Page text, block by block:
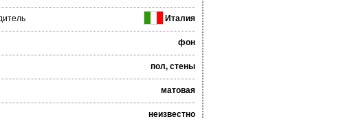
Италия
фон
пол, стены
матовая
неизвестно